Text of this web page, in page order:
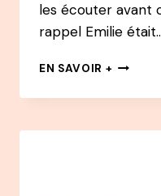
les écouter avant
rappel Emilie
EN SAVOIR + EN
#5